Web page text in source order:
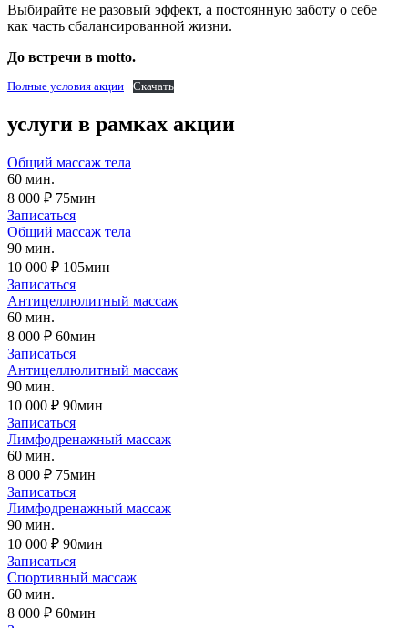
Выбирайте не разовый эффект, а постоянную заботу о себе
как часть сбалансированной жизни.
До встречи в motto.
Полные условия акции Скачать
услуги в рамках акции
Общий массаж тела
60 мин.
8 000 ₽ 75мин
Записаться
Общий массаж тела
90 мин.
10 000 ₽ 105мин
Записаться
Антицеллюлитный массаж
60 мин.
8 000 ₽ 60мин
Записаться
Антицеллюлитный массаж
90 мин.
10 000 ₽ 90мин
Записаться
Лимфодренажный массаж
60 мин.
8 000 ₽ 75мин
Записаться
Лимфодренажный массаж
90 мин.
10 000 ₽ 90мин
Записаться
Спортивный массаж
60 мин.
8 000 ₽ 60мин